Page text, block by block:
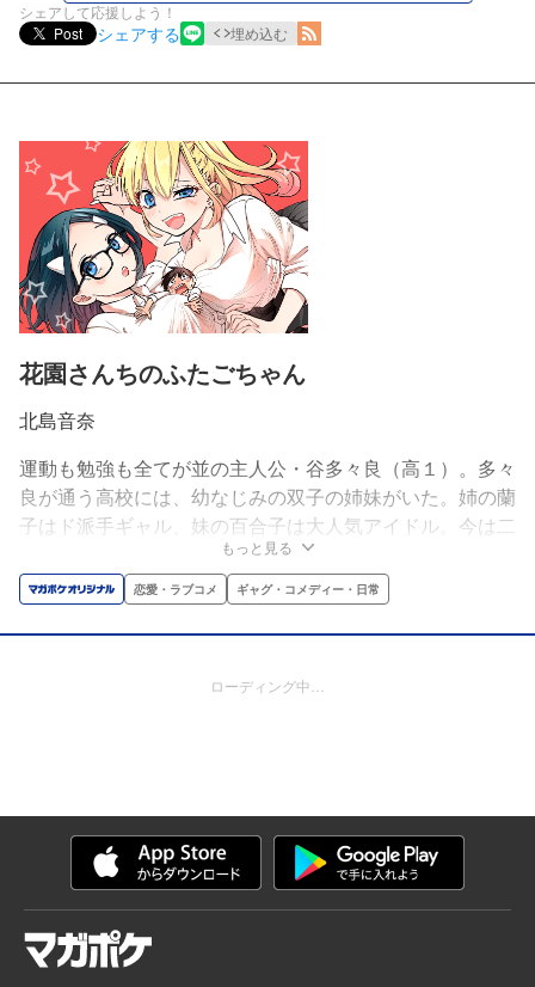
シェアして応援しよう！
Post
シェアする 埋め込む
花園さんちのふたごちゃん
北島音奈
運動も勉強も全てが並の主人公・谷多々良（高１）。多々
良が通う高校には、幼なじみの双子の姉妹がいた。姉の蘭
子はド派手ギャル、妹の百合子は大人気アイドル。今は二
人と疎遠になってしまった多々良だったが、密かに百合子
に思いを寄せていた。しかし、ある日突然、百合子からデ
ートの誘いが！ このデートをきっかけに、多々良は双子
たちと秘密の関係を結ぶことに……！
もっと見る
恋愛・ラブコメ ギャグ・コメディー・日常
ローディング中…